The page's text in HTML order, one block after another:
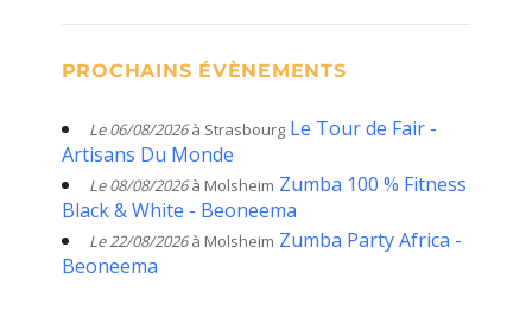
PROCHAINS ÉVÈNEMENTS
Le 06/08/2026à Strasbourg Le Tour de Fair -
Artisans Du Monde
Le 08/08/2026à Molsheim Zumba 100 % Fitness
Black & White - Beoneema
Le 22/08/2026à Molsheim Zumba Party Africa -
Beoneema